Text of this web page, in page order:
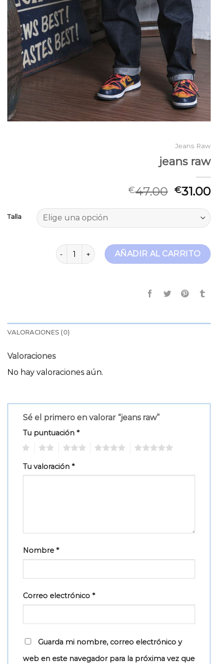
Jeans Raw
jeans raw
€47.00 €31.00
Talla
jeans raw cantidadAÑADIR AL CARRITO
VALORACIONES (0)
Valoraciones
No hay valoraciones aún.
Sé el primero en valorar “jeans raw”
Tu puntuación *
Tu valoración *
Nombre *
Correo electrónico *
Guarda mi nombre, correo electrónico y
web en este navegador para la próxima vez que